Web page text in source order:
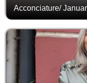
Acconciature/